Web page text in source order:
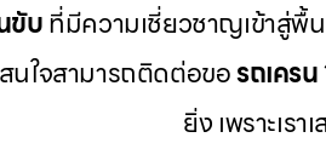
ขับที่มีความเชี่ยวชาญเข้าสู่พื้
นใจสามารถติดต่อขอรถเครน
ยิ่ง เพราะเรา